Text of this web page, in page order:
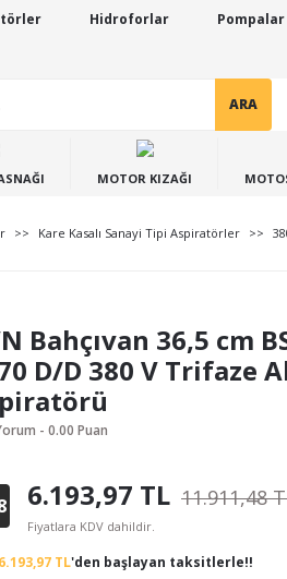
Hidroforlar Pompalar
ARA
MOTOR KIZAĞI
Kare Kasalı Sanayi Tipi Aspiratörler
Bahçıvan 36,5 cm
D/D 380 V Trifaze
- 0.00 Puan
6.193,97 TL 11.911,48
Fiyatlara KDV dahildir.
6.193,97 TL'den başlayan taksitlerle!!